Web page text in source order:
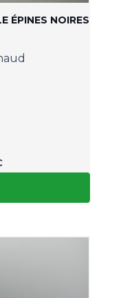
ÉPINES NOIRES